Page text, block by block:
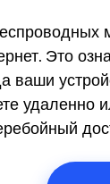
Это
ваши
удаленно